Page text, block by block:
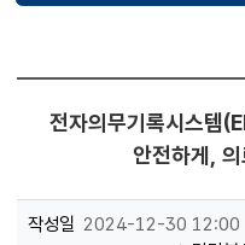
전자의무기록시스템
안전하게,
작성일 2024-12-30 12:00